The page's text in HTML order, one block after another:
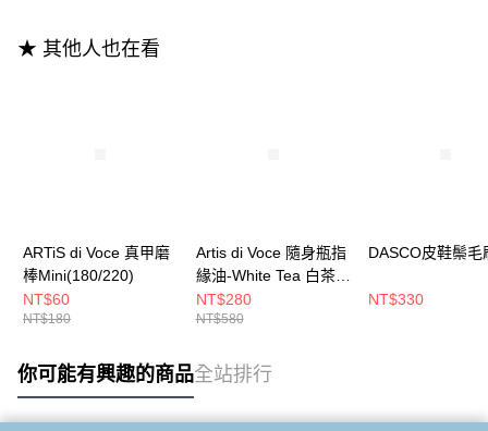
★ 其他人也在看
ARTiS di Voce 真甲磨
棒Mini(180/220)
NT$60
NT$180
Artis di Voce 隨身瓶指
緣油-White Tea 白茶
14/Rose & Freesia 玫
瑰與小蒼蘭 16
NT$280
NT$580
DASCO皮鞋鬃毛
NT$330
你可能有興趣的商品全站排行